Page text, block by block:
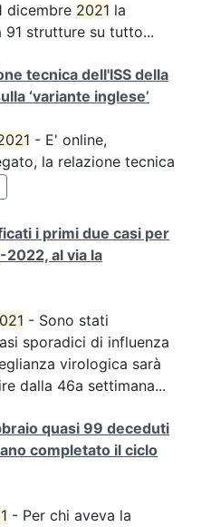
dicembre 2021 la
91 strutture su tutto...
tecnica dell'ISS della
‘variante inglese’
- E' online,
la relazione tecnica
i primi due casi per
-2022, al via la
- Sono stati
sporadici di influenza
virologica sarà
dalla 46a settimana...
quasi 99 deceduti
completato il ciclo
- Per chi aveva la